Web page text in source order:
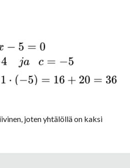
joten yhtälöllä on kaksi